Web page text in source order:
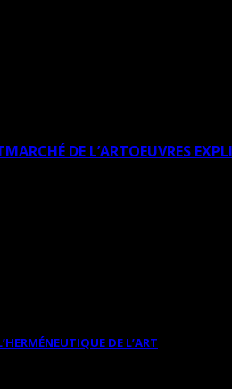
MARCHÉ DE L’ARTOEUVRES
DE L’ART